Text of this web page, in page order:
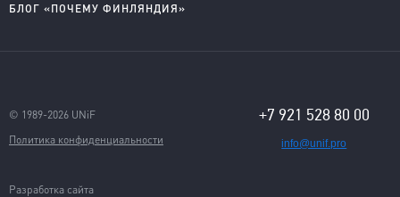
Английский для взрослых
БЛОГ «ПОЧЕМУ ФИНЛЯНДИЯ»
Отзывы
© 1989-2026 UNiF
Политика конфиденциальности
+7 921 528 80 00
info@unif.pro
Разработка сайта